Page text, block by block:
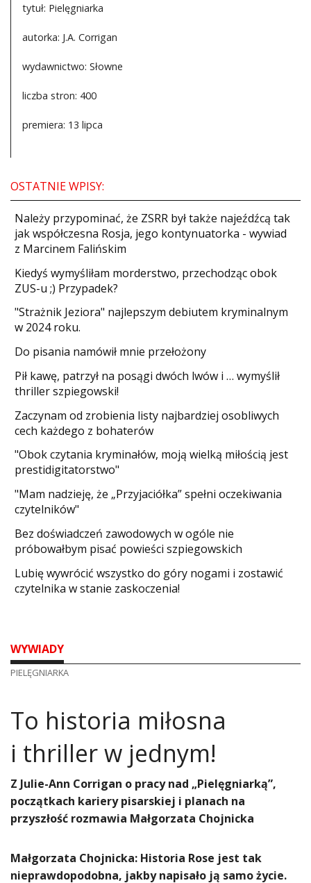
tytuł: Pielęgniarka
autorka: J.A. Corrigan
wydawnictwo: Słowne
liczba stron: 400
premiera: 13 lipca
OSTATNIE WPISY:
Należy przypominać, że ZSRR był także najeźdźcą tak
jak współczesna Rosja, jego kontynuatorka - wywiad
z Marcinem Falińskim
Kiedyś wymyśliłam morderstwo, przechodząc obok
ZUS-u ;) Przypadek?
"Strażnik Jeziora" najlepszym debiutem kryminalnym
w 2024 roku.
Do pisania namówił mnie przełożony
​Pił kawę, patrzył na posągi dwóch lwów i … wymyślił
thriller szpiegowski!
Zaczynam od zrobienia listy najbardziej osobliwych
cech każdego z bohaterów
"Obok czytania kryminałów, moją wielką miłością jest
prestidigitatorstwo"
"Mam nadzieję, że „Przyjaciółka” spełni oczekiwania
czytelników"
Bez doświadczeń zawodowych w ogóle nie
próbowałbym pisać powieści szpiegowskich
​Lubię wywrócić wszystko do góry nogami i zostawić
czytelnika w stanie zaskoczenia!
WYWIADY
PIELĘGNIARKA
​To historia miłosna
i thriller w jednym!
Z Julie-Ann Corrigan o pracy nad „Pielęgniarką”,
początkach kariery pisarskiej i planach na
przyszłość rozmawia Małgorzata Chojnicka
Małgorzata Chojnicka: Historia Rose jest tak
nieprawdopodobna, jakby napisało ją samo życie.